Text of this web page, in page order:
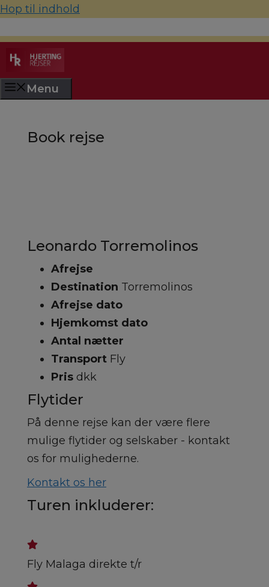
Hop til indhold
Menu
Book rejse
Leonardo Torremolinos
Afrejse
Destination Torremolinos
Afrejse dato
Hjemkomst dato
Antal nætter
Transport Fly
Pris dkk
Flytider
På denne rejse kan der være flere
mulige flytider og selskaber - kontakt
os for mulighederne.
Kontakt os her
Turen inkluderer:
Fly Malaga direkte t/r